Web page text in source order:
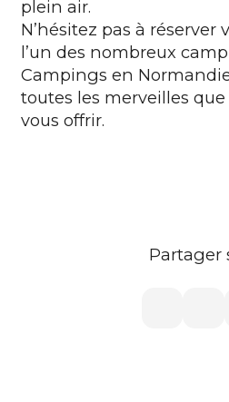
plein air.
N’hésitez pas à réserver
l’un des nombreux
Campings en
toutes les merveilles
vous offrir.
Partager